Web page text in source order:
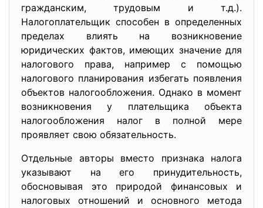
гражданским, трудовым и т.д.).
Налогоплательщик способен в определенных
пределах влиять на возникновение
юридических фактов, имеющих значение для
налогового права, например с помощью
налогового планирования избегать появления
объектов налогообложения. Однако в момент
возникновения у плательщика объекта
налогообложения налог в полной мере
проявляет свою обязательность.
Отдельные авторы вместо признака налога
указывают на его принудительность,
обосновывая это природой финансовых и
налоговых отношений и основного метода